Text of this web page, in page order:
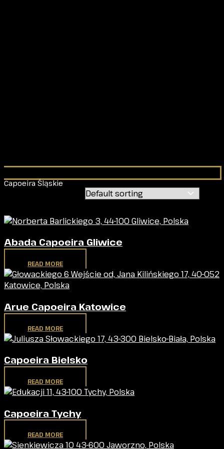
Capoeira Śląskie
Abada Capoeira Gliwice
READ MORE
Arue Capoeira Katowice
READ MORE
Capoeira Bielsko
READ MORE
Capoeira Tychy
READ MORE